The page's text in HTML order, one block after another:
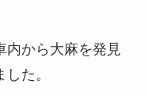
内から大麻を発見
た。